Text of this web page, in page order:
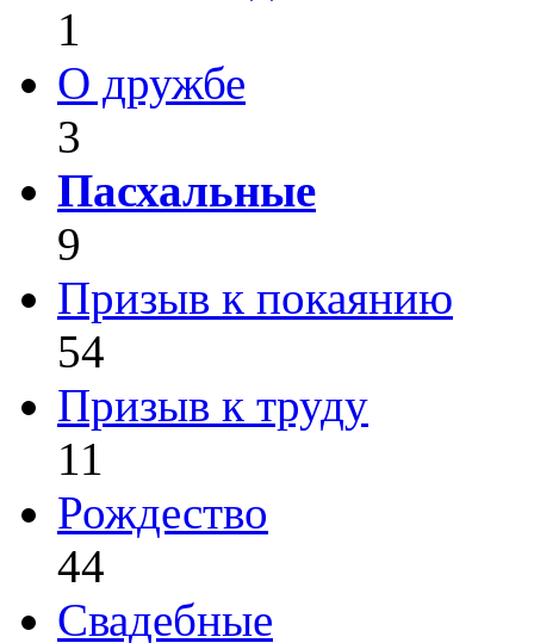
1
О дружбе
3
Пасхальные
9
Призыв к покаянию
54
Призыв к труду
11
Рождество
44
Свадебные